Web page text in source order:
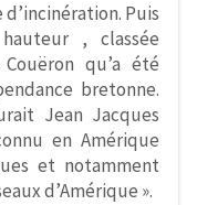
Puis
, classée
qu’a été
bretonne.
Jean Jacques
en Amérique
et notamment
d’Amérique ».